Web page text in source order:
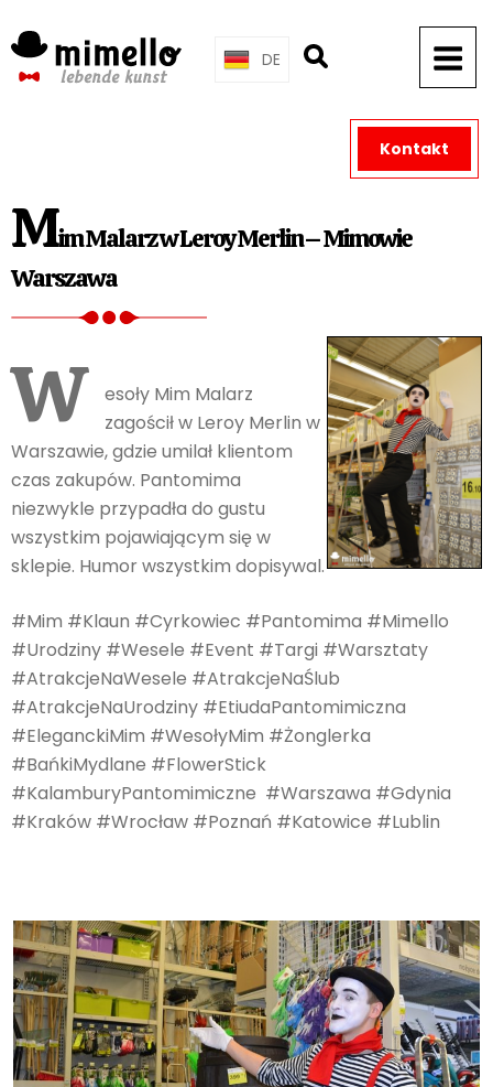
to
content
DE
Mim Malarz w Leroy Merlin – Mimowie
Warszawa
W
esoły Mim Malarz
zagościł w Leroy Merlin w
Warszawie, gdzie umilał klientom
czas zakupów. Pantomima
niezwykle przypadła do gustu
wszystkim pojawiającym się w
sklepie. Humor wszystkim dopisywal.
#Mim #Klaun #Cyrkowiec #Pantomima #Mimello
#Urodziny #Wesele #Event #Targi #Warsztaty
#AtrakcjeNaWesele #AtrakcjeNaŚlub
#AtrakcjeNaUrodziny #EtiudaPantomimiczna
#EleganckiMim #WesołyMim #Żonglerka
#BańkiMydlane #FlowerStick
#KalamburyPantomimiczne #Warszawa #Gdynia
#Kraków #Wrocław #Poznań #Katowice #Lublin
Kontakt